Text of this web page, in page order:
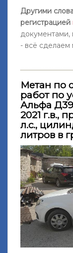
Другими
регистрацией
документами,
- всё сделаем
Метан по
работ по
Альфа
2021 г.в.,
л.с.,
литров в